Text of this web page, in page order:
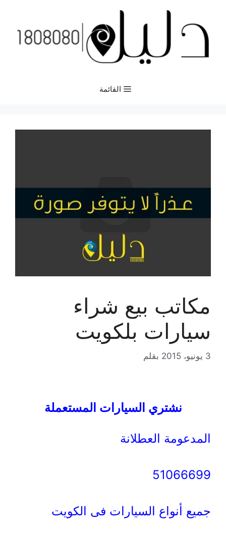
المحتوى
القائمة
مكاتب بيع شراء
سيارات بلكويت
3 يونيو، 2015 بقلم
نشتري السيارات المستعملة
المدعومة العطلانة
51066699
جميع أنواع السيارات فى الكويت